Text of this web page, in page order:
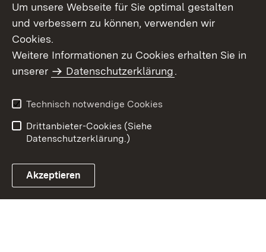
Benutzungshinweise
Erklärung zur
Um unsere Webseite für Sie optimal gestalten
und verbessern zu können, verwenden wir
Cookies.
Weitere Informationen zu Cookies erhalten Sie in
unserer
Datenschutzerklärung.
Technisch notwendige Cookies
Drittanbieter-Cookies (Siehe
Datenschutzerklärung.)
Akzeptieren